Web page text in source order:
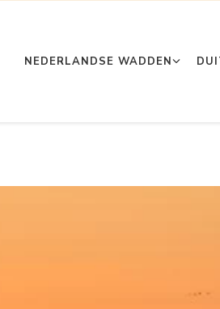
NEDERLANDSE WADDEN